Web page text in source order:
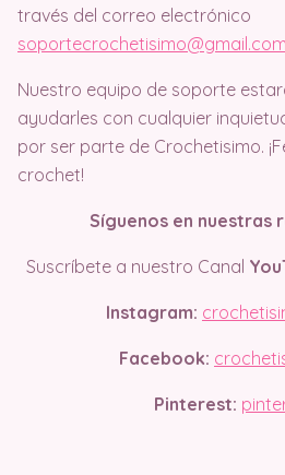
través del correo electrónico
soportecrochetisimo@gmail.com
Nuestro equipo de soporte
ayudarles con cualquier
por ser parte de Crochetisimo.
crochet!
Síguenos en nuestras
Suscríbete a nuestro Canal
Instagram:
Facebook:
Pinterest: